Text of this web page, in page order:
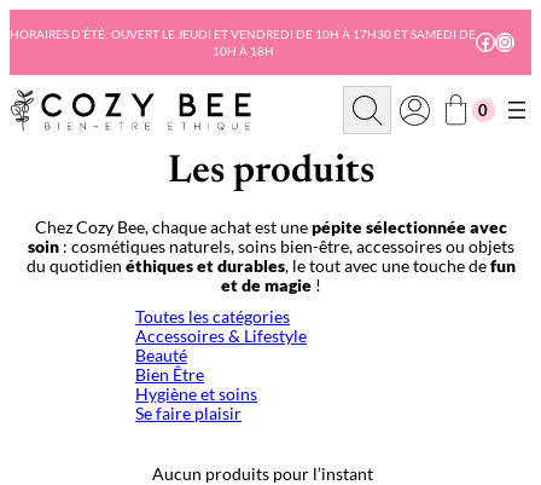
au
HORAIRES D’ÉTÉ: OUVERT LE JEUDI ET VENDREDI DE 10H À 17H30 ET SAMEDI DE
10H À 18H
R
c
h
e
h
e
0
Les produits
Chez Cozy Bee, chaque achat est unepépite sélectionnée avec
soin: cosmétiques naturels, soins bien-être, accessoires ou objets
du quotidien éthiques et durables, le tout avec une touche defun
et de magie!
Toutes les catégories
Accessoires & Lifestyle
Beauté
Bien Être
Hygiène et soins
Se faire plaisir
Aucun produits pour l’instant